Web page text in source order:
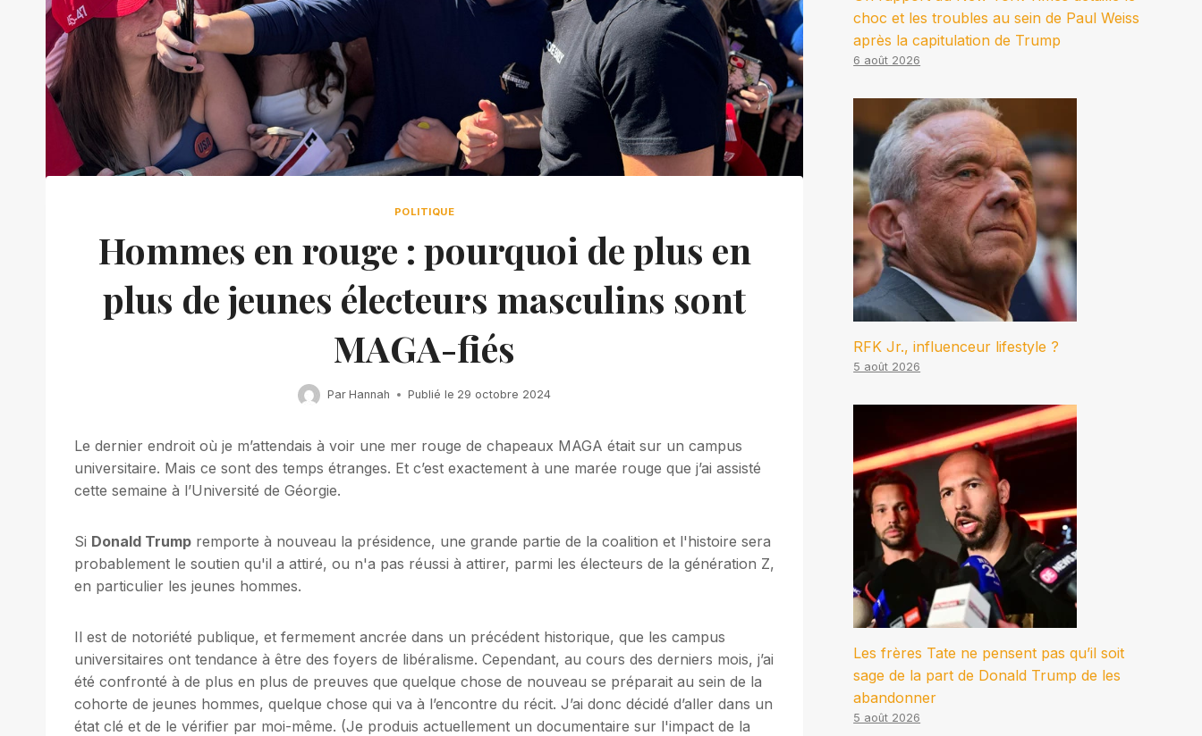
POLITIQUE
Hommes en rouge : pourquoi de plus en
plus de jeunes électeurs masculins sont
MAGA-fiés
Par Hannah Publié le 29 octobre 2024
Le dernier endroit où je m’attendais à voir une mer rouge de chapeaux MAGA était sur un campus
universitaire. Mais ce sont des temps étranges. Et c’est exactement à une marée rouge que j’ai assisté
cette semaine à l’Université de Géorgie.
Si Donald Trump remporte à nouveau la présidence, une grande partie de la coalition et l'histoire sera
probablement le soutien qu'il a attiré, ou n'a pas réussi à attirer, parmi les électeurs de la génération Z,
en particulier les jeunes hommes.
Il est de notoriété publique, et fermement ancrée dans un précédent historique, que les campus
universitaires ont tendance à être des foyers de libéralisme. Cependant, au cours des derniers mois, j’ai
été confronté à de plus en plus de preuves que quelque chose de nouveau se préparait au sein de la
cohorte de jeunes hommes, quelque chose qui va à l’encontre du récit. J’ai donc décidé d’aller dans un
état clé et de le vérifier par moi-même. (Je produis actuellement un documentaire sur l'impact de la
choc et les troubles au sein de Paul Weiss
après la capitulation de Trump
6 août 2026
RFK Jr., influenceur lifestyle ?
5 août 2026
Les frères Tate ne pensent pas qu’il soit
sage de la part de Donald Trump de les
abandonner
5 août 2026